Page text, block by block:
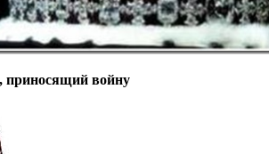
приносящий войну